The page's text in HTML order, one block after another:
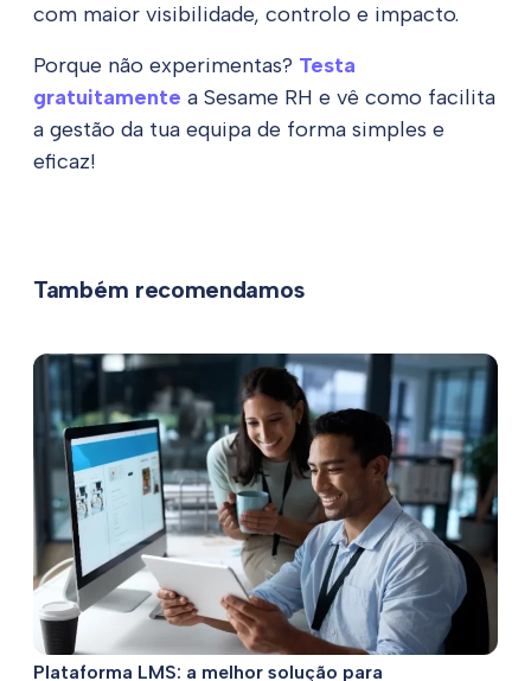
com maior visibilidade, controlo e impacto.
Porque não experimentas? Testa
gratuitamente a Sesame RH e vê como facilita
a gestão da tua equipa de forma simples e
eficaz!
Também recomendamos
Plataforma LMS: a melhor solução para